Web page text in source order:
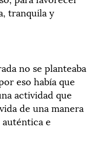
tranquila y
no se planteaba
eso había que
actividad que
de una manera
e